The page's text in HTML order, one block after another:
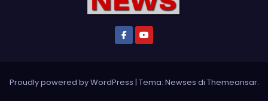
Proudly powered by WordPress | Tema: Newses di Themeansar.